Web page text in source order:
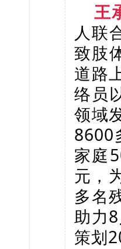
王
人联
致肢
道路
络员
领域
8600
家庭
元，
多名
助力
策划